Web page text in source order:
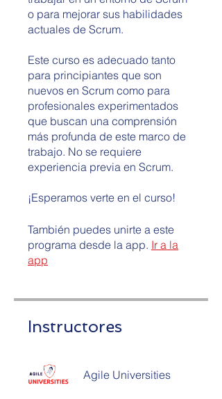
o para mejorar sus habilidades
actuales de Scrum.
Este curso es adecuado tanto
para principiantes que son
nuevos en Scrum como para
profesionales experimentados
que buscan una comprensión
más profunda de este marco de
trabajo. No se requiere
experiencia previa en Scrum.
¡Esperamos verte en el curso!
También puedes unirte a este
programa desde la app. Ir a la
app
Instructores
Agile Universities